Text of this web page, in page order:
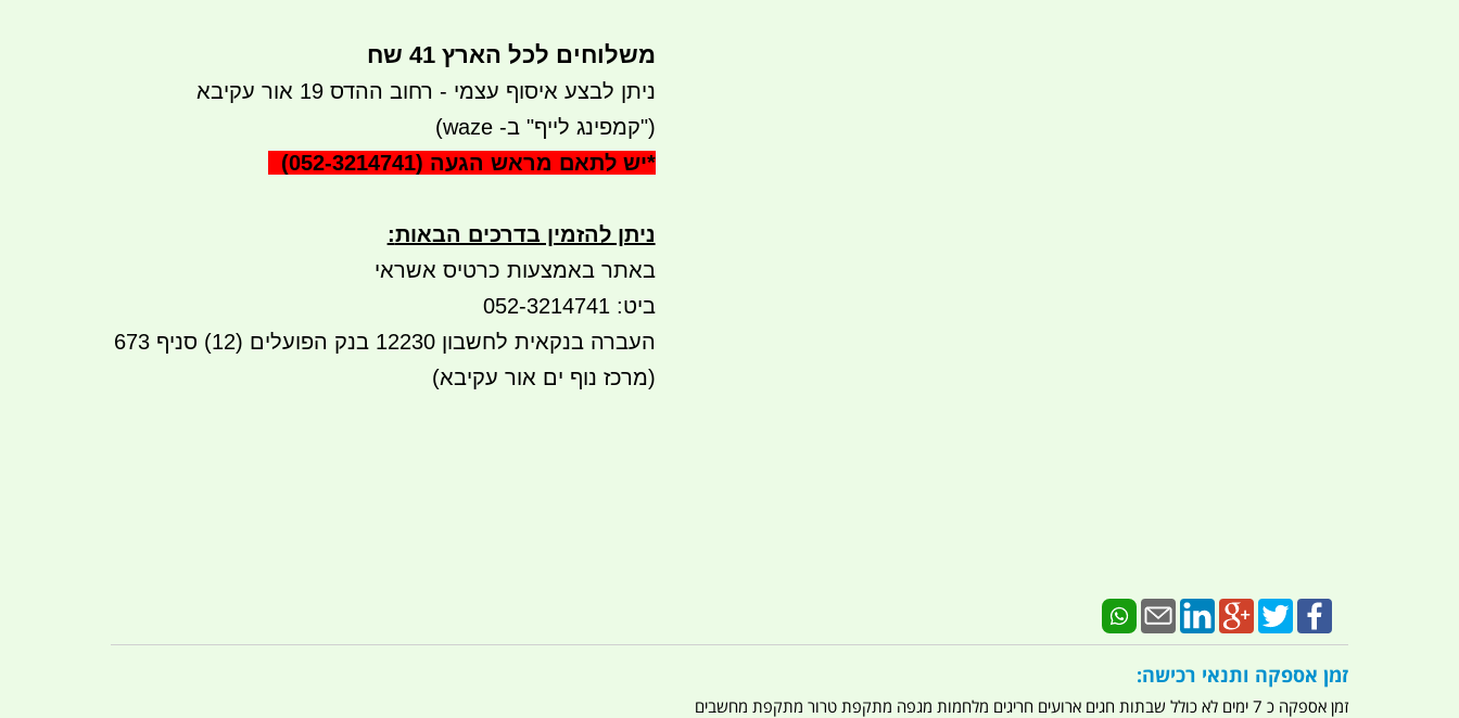
משלוחים לכל הארץ 41 שח
ניתן לבצע איסוף עצמי - רחוב ההדס 19 אור עקיבא
("קמפינג לייף" ב- waze)
*יש לתאם מראש הגעה (052-3214741)
ניתן להזמין בדרכים הבאות:
באתר באמצעות כרטיס אשראי
ביט: 052-3214741
העברה בנקאית לחשבון 12230 בנק הפועלים (12) סניף 673
(מרכז נוף ים אור עקיבא)
זמן אספקה ותנאי רכישה:
זמן אספקה כ 7 ימים לא כולל שבתות חגים ארועים חריגים מלחמות מגפה מתקפת טרור מתקפת מחשבים